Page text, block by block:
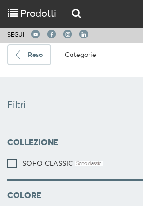
Spedire
CUCINARE
DA
Prodotti
SEGUI
Reso Categorie
Filtri
COLLEZIONE
SOHO CLASSIC
COLORE